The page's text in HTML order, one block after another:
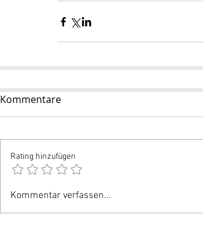
Kommentare
Rating hinzufügen
Kommentar verfassen...